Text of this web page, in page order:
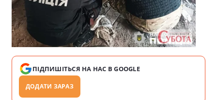
ПІДПИШІТЬСЯ НА НАС В GOOGLE
ДОДАТИ ЗАРАЗ